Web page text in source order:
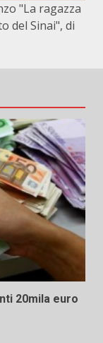
"La ragazza
del Sinai", di
20mila euro